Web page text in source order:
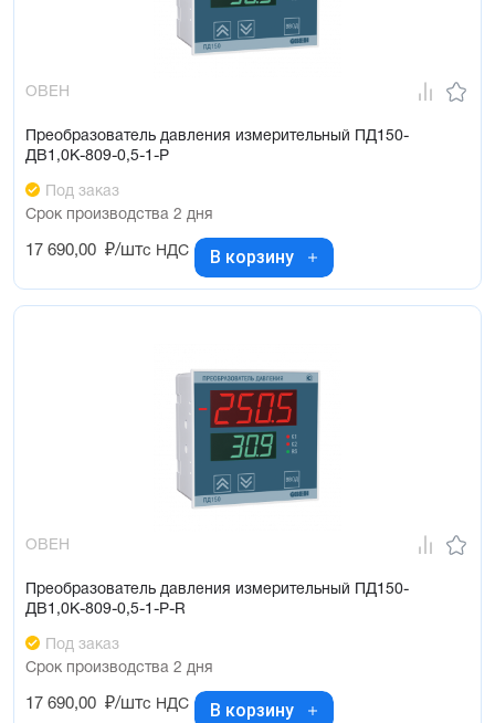
ОВЕН
Преобразователь давления измерительный ПД150-
ДВ1,0К-809-0,5-1-Р
Под заказ
Срок производства 2 дня
17 690,00 ₽/штс НДС В корзину
ОВЕН
Преобразователь давления измерительный ПД150-
ДВ1,0К-809-0,5-1-Р-R
Под заказ
Срок производства 2 дня
17 690,00 ₽/штс НДС В корзину